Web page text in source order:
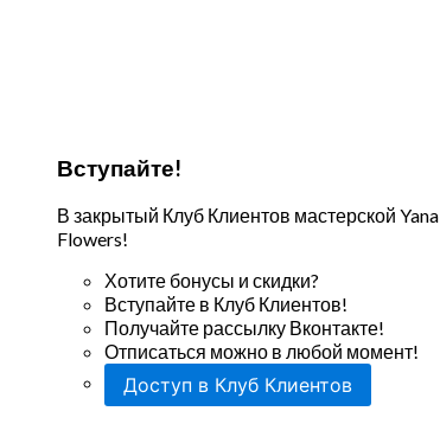
Вступайте!
В закрытый Клуб Клиентов мастерской Yana
Flowers!
Хотите бонусы и скидки?
Вступайте в Клуб Клиентов!
Получайте рассылку Вконтакте!
Отписаться можно в любой момент!
Доступ в Клуб Клиентов